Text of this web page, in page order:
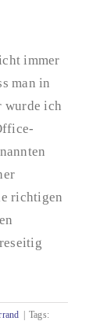
immer
man in
wurde ich
richtigen
Tags: